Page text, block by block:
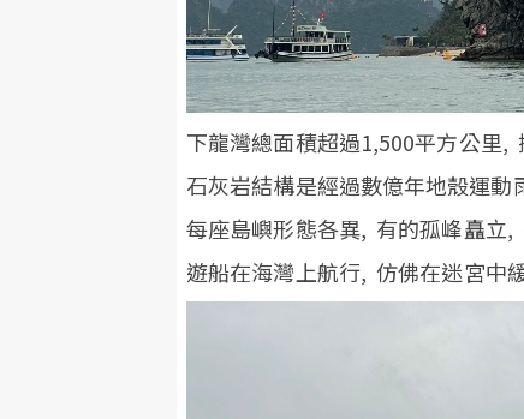
下龍灣總面積超過1,500平方公里,
石灰岩結構是經過數億年地殼運
每座島嶼形態各異, 有的孤峰矗
遊船在海灣上航行, 仿佛在迷宮中